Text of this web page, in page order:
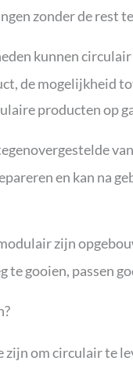
zonder de rest
kunnen
de mogelijkheid
producten op
en kan na
zijn
te gooien, passen
om circulair te